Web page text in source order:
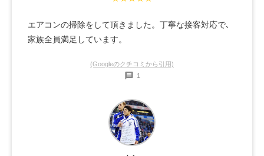
エアコンの掃除をして頂きました。丁寧な接客対応で､
家族全員満足しています。
(Googleのクチコミから引用)
1